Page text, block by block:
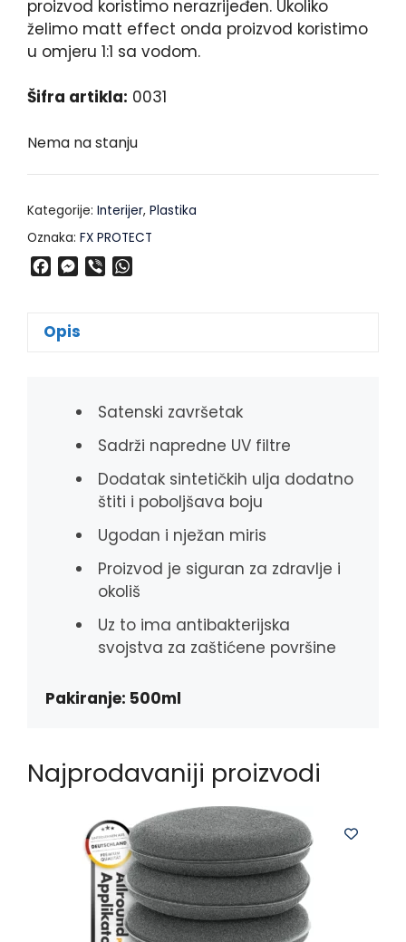
proizvod koristimo nerazrijeđen. Ukoliko
želimo matt effect onda proizvod koristimo
u omjeru 1:1 sa vodom.
Šifra artikla: 0031
Nema na stanju
Kategorije: Interijer, Plastika
Oznaka: FX PROTECT
e
b
M
s
e
p
Opis
Satenski završetak
Sadrži napredne UV filtre
Dodatak sintetičkih ulja dodatno
štiti i poboljšava boju
Ugodan i nježan miris
Proizvod je siguran za zdravlje i
okoliš
Uz to ima antibakterijska
svojstva za zaštićene površine
Pakiranje: 500ml
Najprodavaniji proizvodi